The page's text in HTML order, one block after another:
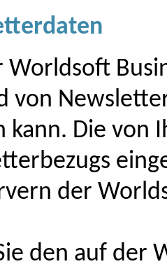
von
kann. Die von
der
den auf der